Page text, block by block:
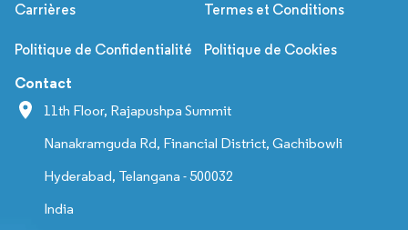
Carrières Termes et Conditions
Politique de Confidentialité Politique de Cookies
Contact
11th Floor, Rajapushpa Summit
Nanakramguda Rd, Financial District, Gachibowli
Hyderabad, Telangana - 500032
India